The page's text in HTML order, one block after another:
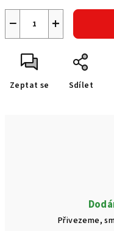
+
−
Zeptat se Sdílet
Přivezeme,